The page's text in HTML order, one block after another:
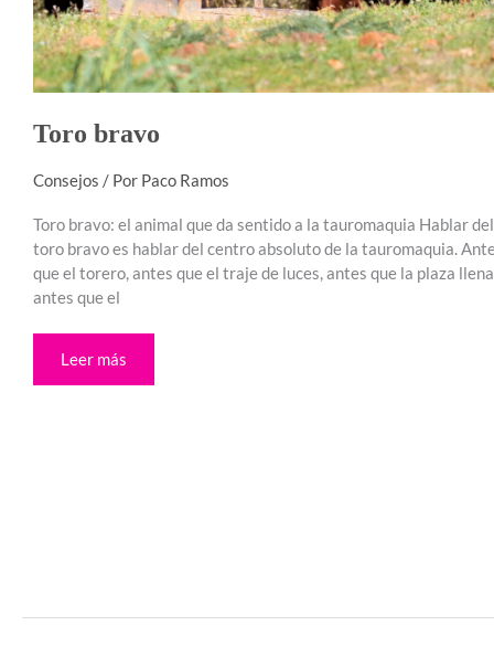
Toro bravo
Consejos / Por Paco Ramos
Toro bravo: el animal que da sentido a la tauromaquia Hablar del
toro bravo es hablar del centro absoluto de la tauromaquia.
que el torero, antes que el traje de luces, antes que la plaza llena,
antes que el
Leer más